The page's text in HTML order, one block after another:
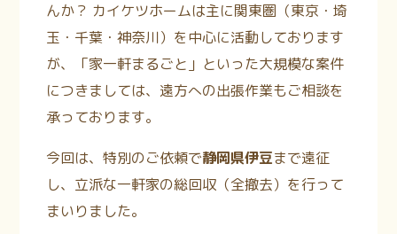
んか？ カイケツホームは主に関東圏（東京・埼
玉・千葉・神奈川） を中心に活動しております
が、「家一軒まるごと」といった大規模な案件
につきましては、遠方への出張作業もご相談を
承っております。
今回は、特別のご依頼で静岡県伊豆まで遠征
し、立派な一軒家の総回収（全撤去）を行って
まいりました。